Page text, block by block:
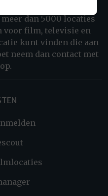
dan 5000 locaties
voor film, televisie en
kunt vinden die aan
neem dan contact met